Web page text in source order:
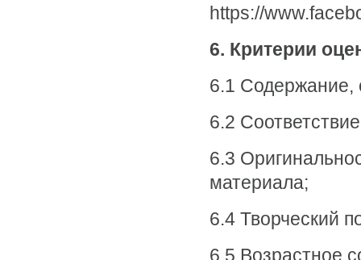
https://
6. Критерии
6.1 Содержание,
6.2
6.3
материала;
6.4 Творческий
6.5 Возрастное